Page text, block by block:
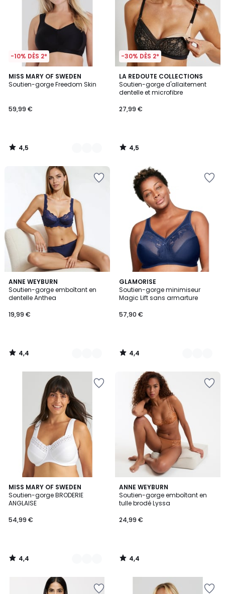
-10% DÈS 2*
MISS MARY OF SWEDEN
Soutien-gorge Freedom Skin
59,99 €
4,5
/ 5
2
Couleurs
4,5
/
-30% DÈS 2*
LA REDOUTE COLLECTIONS
Soutien-gorge d'allaitement
dentelle et microfibre
27,99 €
4,5
/ 5
4,5
/
ANNE WEYBURN
Soutien-gorge emboîtant en
dentelle Anthea
19,99 €
4,4
/ 5
2
Couleurs
4,4
/
GLAMORISE
Soutien-gorge minimiseur
Magic Lift sans armarture
57,90 €
4,4
/ 5
2
Couleurs
4,4
/
MISS MARY OF SWEDEN
Soutien-gorge BRODERIE
ANGLAISE
54,99 €
4,4
/ 5
2
Couleurs
4,4
/
ANNE WEYBURN
Soutien-gorge emboîtant en
tulle brodé Lyssa
24,99 €
4,4
/ 5
4,4
/